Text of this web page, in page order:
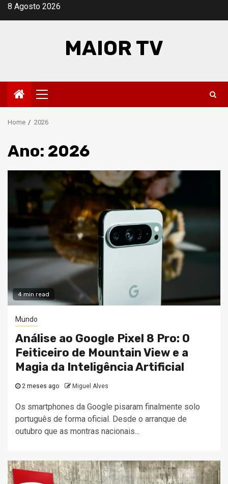
Skip8 Agosto 2026
MAIOR TV
Primary
Menu
Home 2026
Ano: 2026
4 min read
Mundo
Análise ao Google Pixel 8 Pro: O
Feiticeiro de Mountain View e a
Magia da Inteligência Artificial
2 meses ago Miguel Alves
Os smartphones da Google pisaram finalmente solo
português de forma oficial. Desde o arranque de
outubro que as montras nacionais...